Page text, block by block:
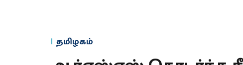
தமிழகம்